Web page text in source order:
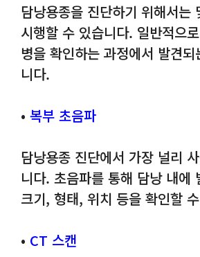
담낭용종을 진단하기 위해서는
시행할 수 있습니다. 일반적으
병을 확인하는 과정에서 발견
니다.
• 복부 초음파
담낭용종 진단에서 가장 널리
니다. 초음파를 통해 담낭 내에
크기, 형태, 위치 등을 확인할
• CT 스캔